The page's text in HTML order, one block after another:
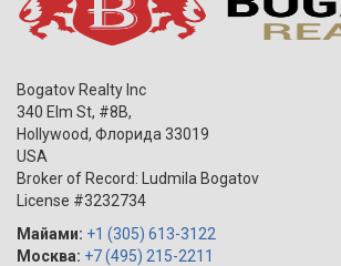
Bogatov Realty Inc
340 Elm St, #8B,
Hollywood, Флорида 33019
USA
Broker of Record: Ludmila Bogatov
License #3232734
Майами: +1 (305) 613-3122
Москва: +7 (495) 215-2211